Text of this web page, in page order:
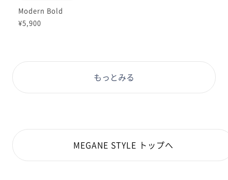
Modern Bold
¥5,900
もっとみる
MEGANE STYLE トップへ